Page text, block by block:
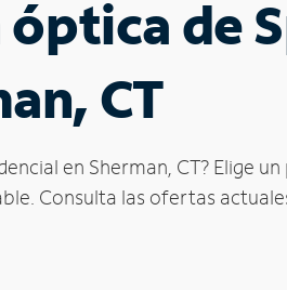
de
CT
en Sherman, CT? Elige
Consulta las ofertas